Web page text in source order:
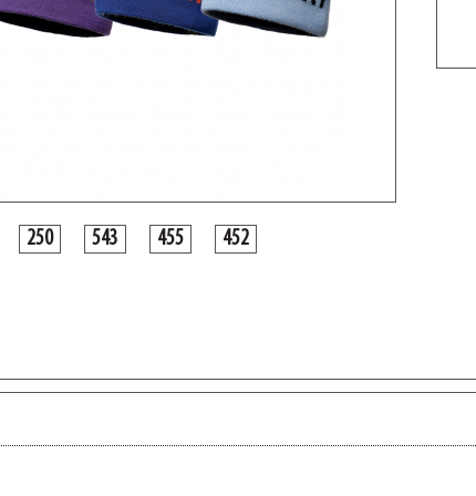
250 543 455 452